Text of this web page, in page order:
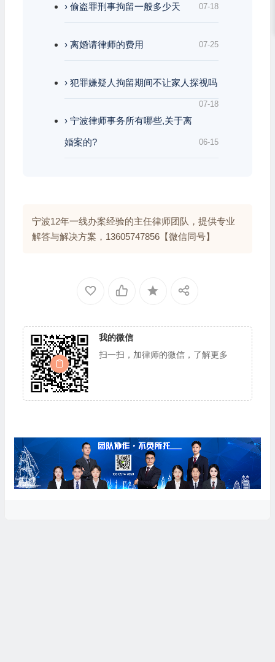
› 偷盗罪刑事拘留一般多少天 07-18
› 离婚请律师的费用 07-25
› 犯罪嫌疑人拘留期间不让家人探视吗
07-18
› 宁波律师事务所有哪些,关于离
婚案的? 06-15
宁波12年一线办案经验的主任律师团队，提供专业
解答与解决方案，13605747856【微信同号】
我的微信
扫一扫，加律师的微信，了解更多